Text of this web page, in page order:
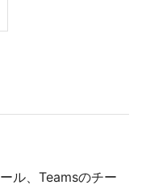
ル、Teamsのチー